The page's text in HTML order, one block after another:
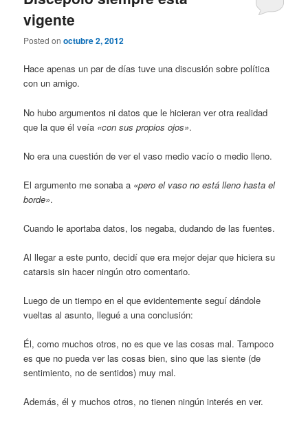
vigente
Posted onoctubre 2, 2012
Hace apenas un par de días tuve una discusión sobre política
con un amigo.
No hubo argumentos ni datos que le hicieran ver otra realidad
que la que él veía «con sus propios ojos».
No era una cuestión de ver el vaso medio vacío o medio lleno.
El argumento me sonaba a «pero el vaso no está lleno hasta el
borde».
Cuando le aportaba datos, los negaba, dudando de las fuentes.
Al llegar a este punto, decidí que era mejor dejar que hiciera su
catarsis sin hacer ningún otro comentario.
Luego de un tiempo en el que evidentemente seguí dándole
vueltas al asunto, llegué a una conclusión:
Él, como muchos otros, no es que ve las cosas mal. Tampoco
es que no pueda ver las cosas bien, sino que las siente (de
sentimiento, no de sentidos) muy mal.
Además, él y muchos otros, no tienen ningún interés en ver.